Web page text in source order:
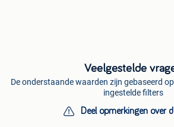
Veelgestelde
De onderstaande waarden zijn gebaseerd
ingestelde filters
Deel opmerkingen over